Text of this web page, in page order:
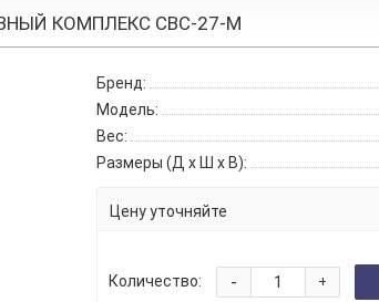
КОМПЛЕКС СВС-27-М
Бренд:
Модель:
Вес:
Размеры (Д x Ш x В):
Цену уточняйте
Количество: +
-